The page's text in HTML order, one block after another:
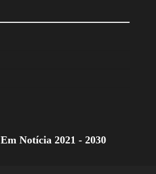
Em Notícia 2021 - 2030